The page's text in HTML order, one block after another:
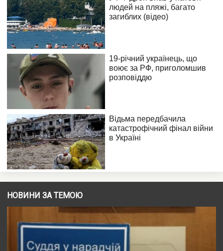
НОВИНИ ЗА ТЕМОЮ